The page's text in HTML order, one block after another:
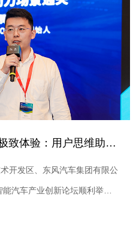
演讲分享 | 视觉系统的极致体验：用户思维助力场景通关
开发区、东风汽车集团有限公
汽车产业创新论坛顺利举